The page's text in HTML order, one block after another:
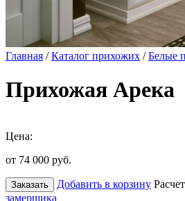
Главная /Каталог прихожих /Белые
Прихожая Арека
Цена:
от 74 000 руб.
Заказать Добавить в корзину
замерщика